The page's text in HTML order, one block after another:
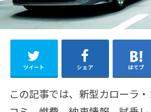
ツイート シェア はてブ
この記事では、新型カローラ